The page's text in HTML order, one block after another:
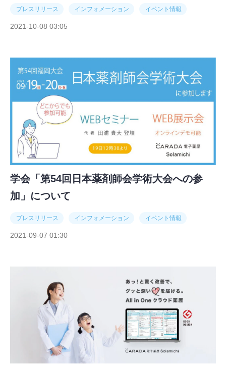
プレスリリース インフォメーション イベント情報
2021-10-08 03:05
学会「第54回日本薬剤師会学術大会への参
加」について
プレスリリース インフォメーション イベント情報
2021-09-07 01:30